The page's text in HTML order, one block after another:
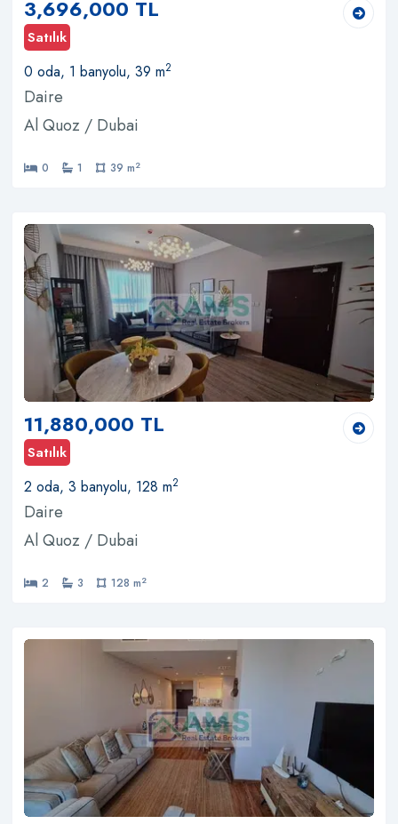
3,696,000 TL
Satılık
0 oda, 1 banyolu, 39 m2
Daire
Al Quoz / Dubai
0 1 39 m2
11,880,000 TL
Satılık
2 oda, 3 banyolu, 128 m2
Daire
Al Quoz / Dubai
2 3 128 m2